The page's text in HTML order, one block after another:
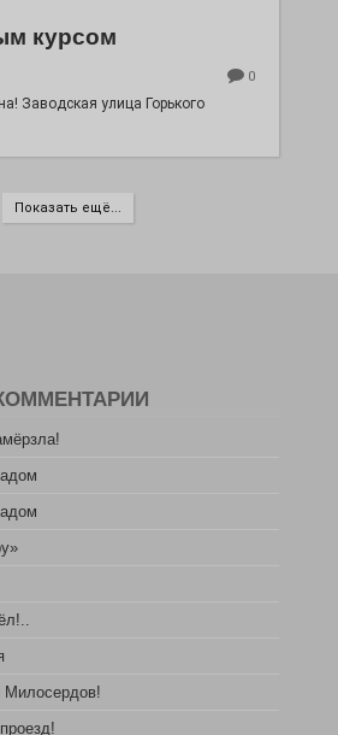
курсом
0
Заводская улица Горького
Показать ещё...
Милосердов!